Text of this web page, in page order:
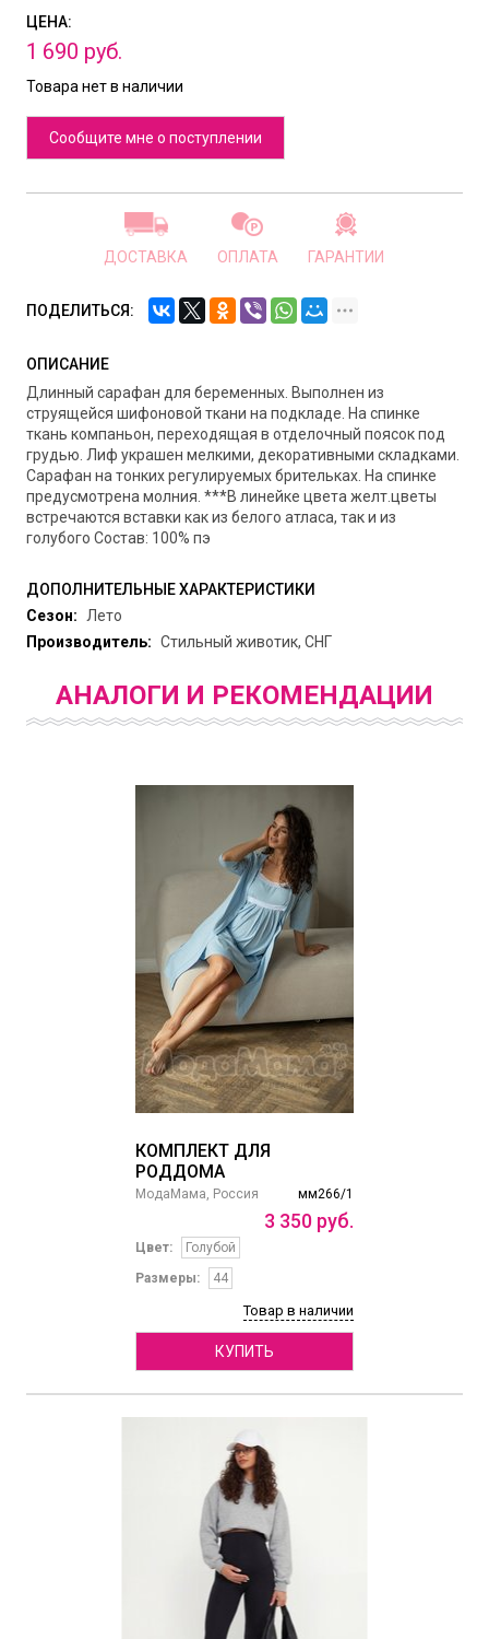
ЦЕНА:
1 690 руб.
Товара нет в наличии
Сообщите мне о поступлении
ДОСТАВКА ОПЛАТА ГАРАНТИИ
ПОДЕЛИТЬСЯ:
ОПИСАНИЕ
Длинный сарафан для беременных. Выполнен из
струящейся шифоновой ткани на подкладе. На спинке
ткань компаньон, переходящая в отделочный поясок под
грудью. Лиф украшен мелкими, декоративными складками.
Сарафан на тонких регулируемых брительках. На спинке
предусмотрена молния. ***В линейке цвета желт.цветы
встречаются вставки как из белого атласа, так и из
голубого Состав: 100% пэ
ДОПОЛНИТЕЛЬНЫЕ ХАРАКТЕРИСТИКИ
Сезон:
Лето
Производитель: Стильный животик, СНГ
АНАЛОГИ И РЕКОМЕНДАЦИИ
КОМПЛЕКТ ДЛЯ
РОДДОМА
мм266/1
МодаМама, Россия
3 350 руб.
Цвет:
Голубой
Размеры:
44
Товар в наличии
КУПИТЬ